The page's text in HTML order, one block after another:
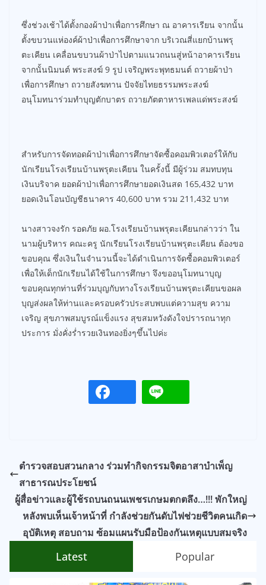
ซึ่งช่วงเช้าได้ตั้งกองผ้าป่าเพื่อการศึกษา ณ อาคารเรียน จากนั้น
ตั้งขบวนแห่องค์ผ้าป่าเพื่อการศึกษาจาก บริเวณสี่แยกบ้านพรุ
ตะเคียน เคลื่อนขบวนผ้าป่าไปตามแนวถนนสู่หน้าอาคารเรียน
จากนั้นนิมนต์ พระสงฆ์ 9 รูป เจริญพระพุทธมนต์ ถวายผ้าป่า
เพื่อการศึกษา ถวายสังฆทาน ปัจจัยไทยธรรมพระสงฆ์
อนุโมทนาร่วมทำบุญตักบาตร ถวายภัตตาหารเพลแด่พระสงฆ์
สำหรับการจัดทอดผ้าป่าเพื่อการศึกษาจัดซื้อคอมพิวเตอร์ให้กับ
นักเรียนโรงเรียนบ้านพรุตะเคียน ในครั้งนี้ มีผู้ร่วม สมทบทุน
เงินบริจาค ยอดผ้าป่าเพื่อการศึกษายอดเงินสด 165,432 บาท
ยอดเงินโอนบัญชีธนาคาร 40,600 บาท รวม 211,432 บาท
นางสาวจงรัก รอดภัย ผอ.โรงเรียนบ้านพรุตะเคียนกล่าวว่า ใน
นามผู้บริหาร คณะครู นักเรียนโรงเรียนบ้านพรุตะเคียน ต้องขอ
ขอบคุณ ซึ่งเงินในจำนวนนี้จะได้ดำเนินการจัดซื้อคอมพิวเตอร์
เพื่อให้เด็กนักเรียนได้ใช้ในการศึกษา จึงขออนุโมทนาบุญ
ขอบคุณทุกท่านที่ร่วมบุญกับทางโรงเรียนบ้านพรุตะเคียนขอผล
บุญส่งผลให้ท่านและครอบครัวประสบพบแต่ความสุข ความ
เจริญ สุขภาพสมบูรณ์แข็งแรง สุขสมหวังดังใจปรารถนาทุก
ประการ มั่งคั่งร่ำรวยเงินทองยิ่งๆขึ้นไปค่ะ
ตำรวจสอบสวนกลาง ร่วมทำกิจกรรมจิตอาสาบำเพ็ญ
สาธารณประโยชน์
ผู้สื่อข่าวและผู้ใช้รถบนถนนเพชรเกษมตกตลึง…!!! พักใหญ่
หลังพบเห็นเจ้าหน้าที่ กำลังช่วยกันดับไฟช่วยชีวิตคนเกิด
อุบัติเหตุ สอบถาม ซ้อมแผนรับมือป้องกันเหตุแบบสมจริง
Latest Popular